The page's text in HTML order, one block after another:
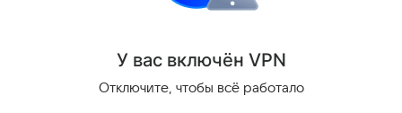
У вас включён VPN
Отключите, чтобы всё работало